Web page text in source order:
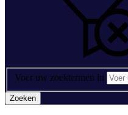
Voer uw zoektermen in
Zoeken